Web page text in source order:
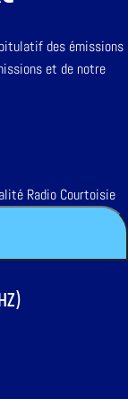
des émissions
et de notre
Radio Courtoisie